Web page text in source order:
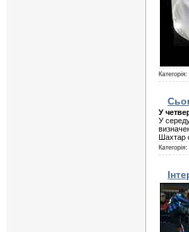
Категорія:
У
У середу
Шахтар
Категорія: